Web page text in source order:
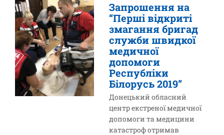
Запрошення на
“Перші відкриті
змагання бригад
служби швидкої
медичної
допомоги
Республіки
Білорусь 2019”
Донецький обласний
центр екстреної медичної
допомоги та медицини
катастроф отримав